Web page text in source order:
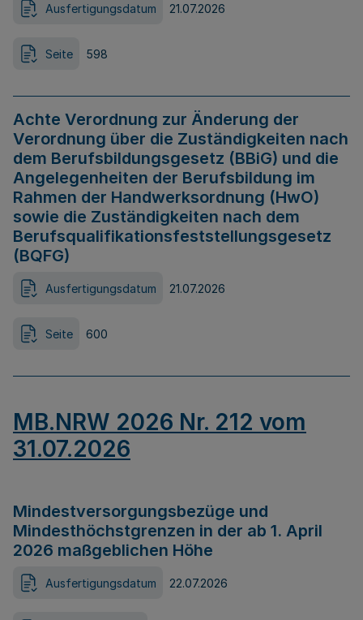
Ausfertigungsdatum 21.07.2026
Seite 598
Achte Verordnung zur Änderung der
Verordnung über die Zuständigkeiten nach
dem Berufsbildungsgesetz (BBiG) und die
Angelegenheiten der Berufsbildung im
Rahmen der Handwerksordnung (HwO)
sowie die Zuständigkeiten nach dem
Berufsqualifikationsfeststellungsgesetz
(BQFG)
Ausfertigungsdatum 21.07.2026
Seite 600
MB.NRW 2026 Nr. 212 vom
31.07.2026
Mindestversorgungsbezüge und
Mindesthöchstgrenzen in der ab 1. April
2026 maßgeblichen Höhe
Ausfertigungsdatum 22.07.2026